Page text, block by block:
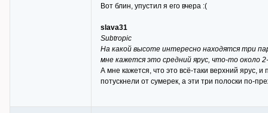
Вот блин, упустил я его вчера :(
slava31
Subtropic
На какой высоте интересно находятся три
мне кажется это средний ярус, что-то около
А мне кажется, что это всё-таки верхний ярус,
потускнели от сумерек, а эти три полоски по-